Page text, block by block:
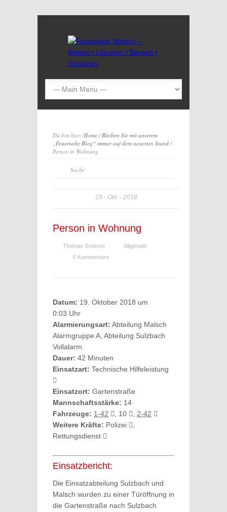
Du bist hier: Home/Bleiben Sie mit unserem
„Feuerwehr Blog“ immer auf dem neuesten Stand/
Person in Wohnung
19 Okt. 2018
Person in Wohnung
Thomas Gressel
Allgemein
0 Kommentare
Datum: 19. Oktober 2018 um
0:03 Uhr
Alarmierungsart: Abteilung Malsch
Alarmgruppe A, Abteilung Sulzbach
Vollalarm
Dauer: 42 Minuten
Einsatzart: Technische Hilfeleistung
Einsatzort: Gartenstraße
Mannschaftsstärke: 14
Fahrzeuge: 1-42 , 10
2-42
Weitere Kräfte: Polizei
Rettungsdienst
Einsatzbericht:
Die Einsatzabteilung Sulzbach und
Malsch wurden zu einer Türöffnung in
die Gartenstraße nach Sulzbach